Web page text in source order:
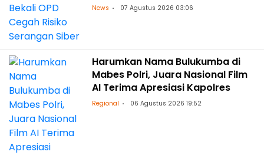
News 07 Agustus 2026 03:06
Harumkan Nama Bulukumba di
Mabes Polri, Juara Nasional Film
AI Terima Apresiasi Kapolres
Regional 06 Agustus 2026 19:52